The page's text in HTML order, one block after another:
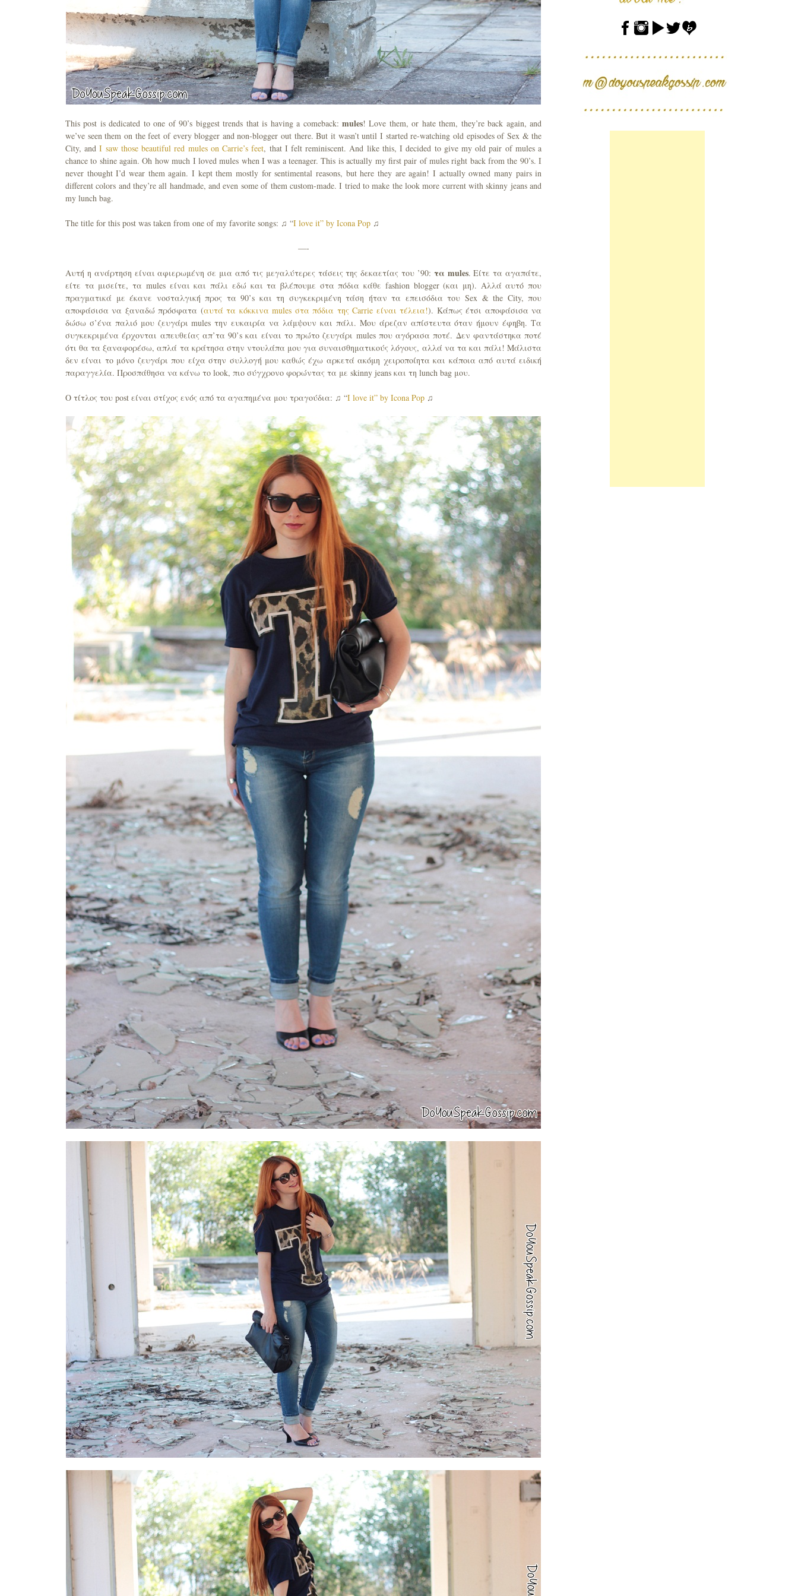
This post is dedicated to one of 90’s biggest trends that is having a comeback: mules! Love them, or hate them, they’re back again, and
we’ve seen them on the feet of every blogger and non-blogger out there. But it wasn’t until I started re-watching old episodes of Sex & the
City, and I saw those beautiful red mules on Carrie’s feet, that I felt reminiscent. And like this, I decided to give my old pair of mules a
chance to shine again. Oh how much I loved mules when I was a teenager. This is actually my first pair of mules right back from the 90’s. I
never thought I’d wear them again. I kept them mostly for sentimental reasons, but here they are again! I actually owned many pairs in
different colors and they’re all handmade, and even some of them custom-made. I tried to make the look more current with skinny jeans and
my lunch bag.
The title for this post was taken from one of my favorite songs: ♫ “I love it” by Icona Pop ♫
—-
Αυτή η ανάρτηση είναι αφιερωμένη σε μια από τις μεγαλύτερες τάσεις της δεκαετίας του ’90: τα mules. Είτε τα αγαπάτε,
είτε τα μισείτε, τα mules είναι και πάλι εδώ και τα βλέπουμε στα πόδια κάθε fashion blogger (και μη). Αλλά αυτό που
πραγματικά με έκανε νοσταλγική προς τα 90’s και τη συγκεκριμένη τάση ήταν τα επεισόδια του Sex & the City, που
αποφάσισα να ξαναδώ πρόσφατα (αυτά τα κόκκινα mules στα πόδια της Carrie είναι τέλεια!). Κάπως έτσι αποφάσισα να
δώσω σ’ένα παλιό μου ζευγάρι mules την ευκαιρία να λάμψουν και πάλι. Μου άρεζαν απίστευτα όταν ήμουν έφηβη. Τα
συγκεκριμένα έρχονται απευθείας απ’τα 90’s και είναι το πρώτο ζευγάρι mules που αγόρασα ποτέ. Δεν φαντάστηκα ποτέ
ότι θα τα ξαναφορέσω, απλά τα κράτησα στην ντουλάπα μου για συναισθηματικούς λόγους, αλλά να τα και πάλι! Μάλιστα
δεν είναι το μόνο ζευγάρι που είχα στην συλλογή μου καθώς έχω αρκετά ακόμη χειροποίητα και κάποια από αυτά ειδική
παραγγελία. Προσπάθησα να κάνω το look, πιο σύγχρονο φορώντας τα με skinny jeans και τη lunch bag μου.
Ο τίτλος του post είναι στίχος ενός από τα αγαπημένα μου τραγούδια: ♫ “I love it” by Icona Pop ♫